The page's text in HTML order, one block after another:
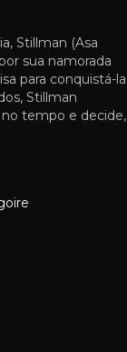
Stillman (Asa
sua namorada
para conquistá-la
Stillman
tempo e decide,